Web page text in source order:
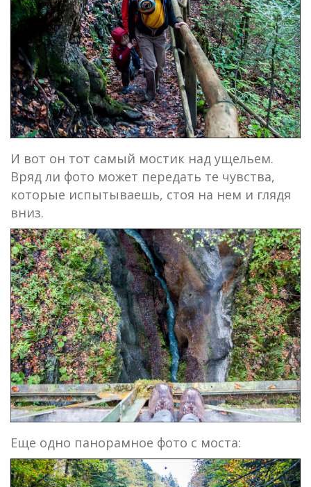
И вот он тот самый мостик над ущельем.
Вряд ли фото может передать те чувства,
которые испытываешь, стоя на нем и глядя
вниз.
Еще одно панорамное фото с моста: